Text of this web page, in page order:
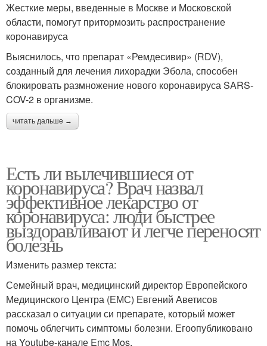
Жесткие меры, введенные в Москве и Московской
области, помогут притормозить распространение
коронавируса
Выяснилось, что препарат «Ремдесивир» (RDV),
созданный для лечения лихорадки Эбола, способен
блокировать размножение нового коронавируса SARS-
COV-2 в организме.
читать дальше →
Есть ли вылечившиеся от
коронавируса? Врач назвал
эффективное лекарство от
коронавируса: люди быстрее
выздоравливают и легче переносят
болезнь
Изменить размер текста:
Семейный врач, медицинский директор Европейского
Медицинского Центра (ЕМС) Евгений Аветисов
рассказал о ситуации си препарате, который может
помочь облегчить симптомы болезни. Егоопубликовано
на Youtube-канале Emc Mos.